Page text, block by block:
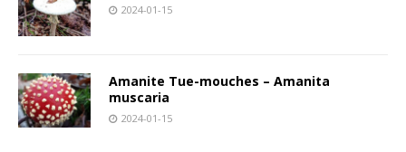
2024-01-15
Amanite Tue-mouches – Amanita
muscaria
2024-01-15